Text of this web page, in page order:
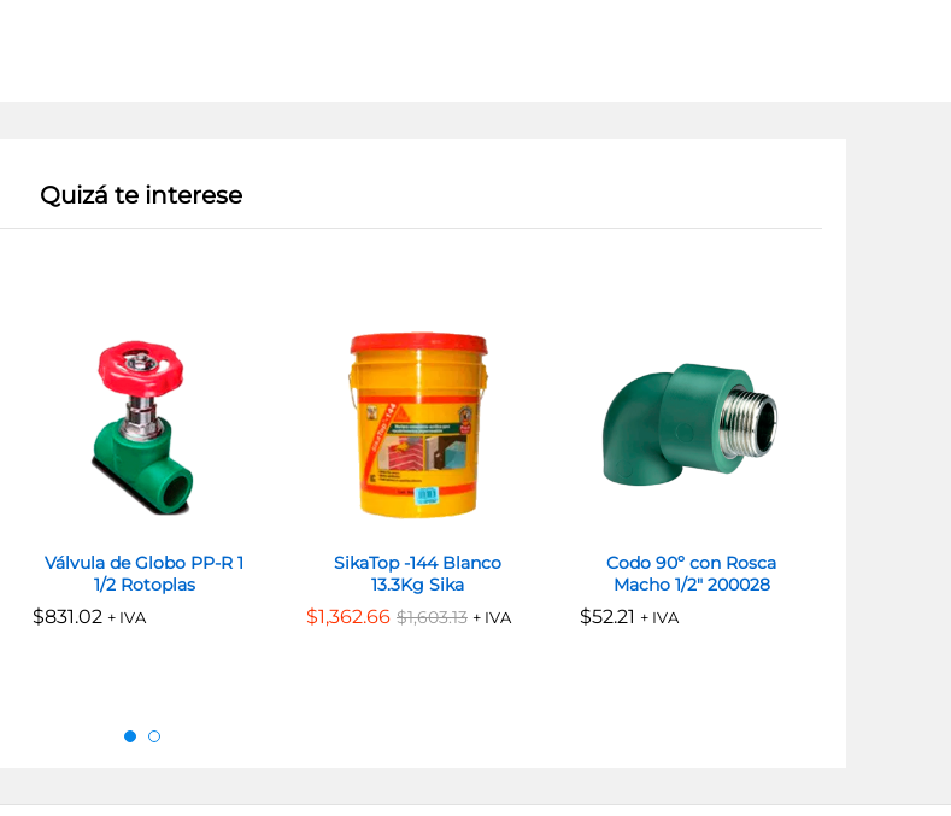
Quizá te interese
Válvula de Globo PP-R 1
1/2 Rotoplas
$831.02 + IVA
$831.02
SikaTop -144 Blanco
13.3Kg Sika
$1,362.66 $1,603.13 + IVA
$1,362.66 $1,603.13
Codo 90º con Rosca
Macho 1/2″ 200028
$52.21 + IVA
$52.21